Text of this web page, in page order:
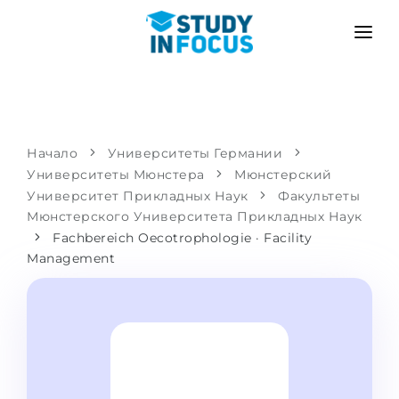
Бакалавриат и магистратура
Подготовительные курсы при вузе
Пропедевтика
ЯЗЫКОВЫЕ ШКОЛЫ
СЦЕНАРИЙ
Поступить после школы
Перевод из вуза
Магистратура в Германии
Второе высшее
С гарантией зачисления
МЕТОДИКА
УСЛУГИ
Начало
Университеты Германии
Университеты Мюнстера
Мюнстерский
Университет Прикладных Наук
Факультеты
Мюнстерского Университета Прикладных Наук
Fachbereich Oecotrophologie · Facility
Management